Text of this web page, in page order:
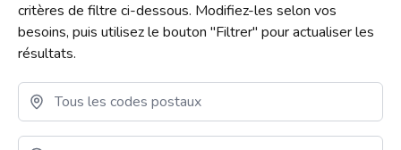
critères de filtre ci-dessous. Modifiez-les selon vos
besoins, puis utilisez le bouton "Filtrer" pour actualiser les
résultats.